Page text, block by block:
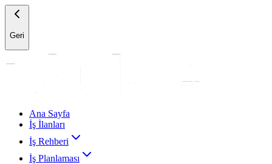
Geri
Ana Sayfa
İş İlanları
İş Rehberi
İş Planlaması